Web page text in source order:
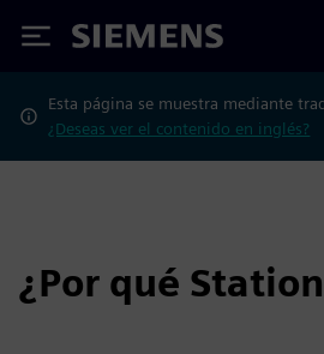
Siemens
Esta página se muestra mediante
¿Deseas ver el contenido en inglés?
¿Por qué